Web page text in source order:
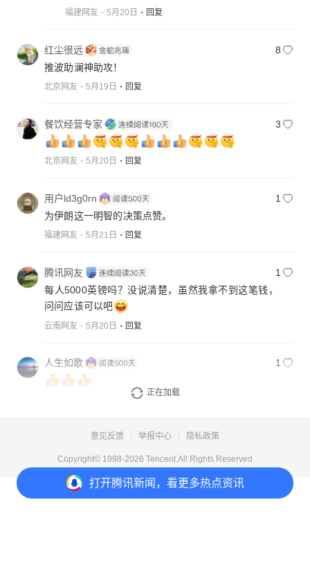
打开腾讯新闻，看更多热点资讯
福建网友 5月20日 回复
红尘很远
8
推波助澜神助攻！
北京网友 5月19日 回复
餐饮经营专家 3
北京网友 5月20日 回复
用户ld3g0rn
1
为伊朗这一明智的决策点赞。
福建网友 5月21日 回复
腾讯网友
1
每人5000英镑吗？没说清楚，虽然我拿不到这笔钱，
问问应该可以吧
云南网友 5月20日 回复
人生如歌 1
回复
正在加载
意见反馈 举报中心 隐私政策
Copyright© 1998-2026 Tencent.All Rights Reserved